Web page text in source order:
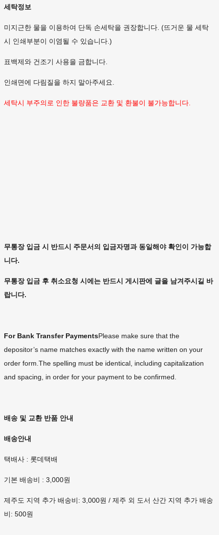
세탁정보
미지근한 물을 이용하여 단독 손세탁을 권장합니다. (뜨거운 물 세탁
시 인쇄부분이 이염될 수 있습니다.)
표백제와 건조기 사용을 금합니다.
인쇄면에 다림질을 하지 말아주세요.
세탁시 부주의로 인한 불량품은 교환 및 환불이 불가능합니다.
무통장 입금 시 반드시 주문서의 입금자명과 동일해야 확인이 가능합
니다.
무통장 입금 후 취소요청 시에는 반드시 게시판에 글을 남겨주시길 바
랍니다.
For Bank Transfer PaymentsPlease make sure that the
depositor’s name matches exactly with the name written on your
order form.The spelling must be identical, including capitalization
and spacing, in order for your payment to be confirmed.
배송 및 교환 반품 안내
배송안내
택배사 : 롯데택배
기본 배송비 : 3,000원
제주도 지역 추가 배송비: 3,000원 / 제주 외 도서 산간 지역 추가 배송
비: 500원